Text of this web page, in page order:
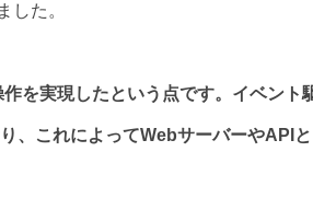
した。
を実現したという点です。イベント
、これによってWebサーバーやAPI